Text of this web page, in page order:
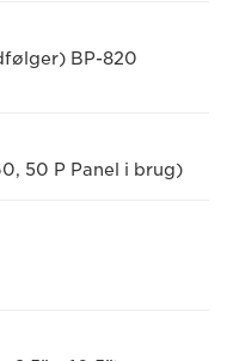
BP-820
50 P Panel i brug)